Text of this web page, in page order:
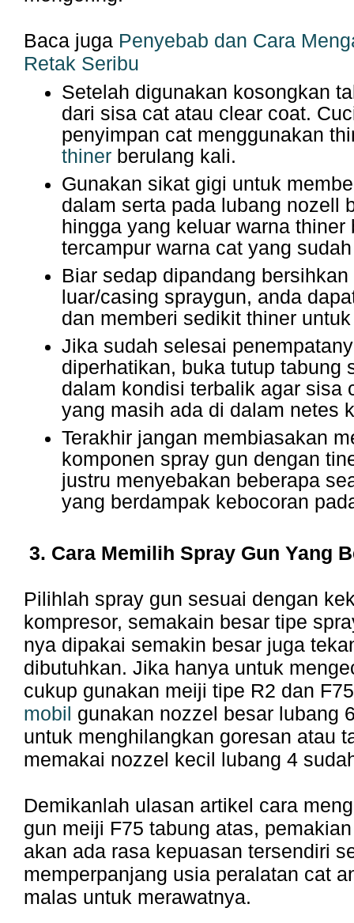
Baca juga Penyebab dan Cara
Retak Seribu
Setelah digunakan kosongkan
dari sisa cat atau clear coat.
penyimpan cat menggunakan
thiner berulang kali.
Gunakan sikat gigi untuk
dalam serta pada lubang nozell
hingga yang keluar warna thiner
tercampur warna cat yang
Biar sedap dipandang bersihkan
luar/casing spraygun, anda
dan memberi sedikit thiner
Jika sudah selesai
diperhatikan, buka tutup tabung
dalam kondisi terbalik agar sisa
yang masih ada di dalam netes
Terakhir jangan membiasakan
komponen spray gun dengan
justru menyebakan beberapa
yang berdampak kebocoran
3. Cara Memilih Spray Gun Yang
Pilihlah spray gun sesuai dengan
kompresor, semakain besar tipe
nya dipakai semakin besar juga
dibutuhkan. Jika hanya untuk
cukup gunakan meiji tipe R2 dan
mobil gunakan nozzel besar lubang
untuk menghilangkan goresan atau
memakai nozzel kecil lubang 4
Demikanlah ulasan artikel cara
gun meiji F75 tabung atas,
akan ada rasa kepuasan tersendiri
memperpanjang usia peralatan cat
malas untuk merawatnya.